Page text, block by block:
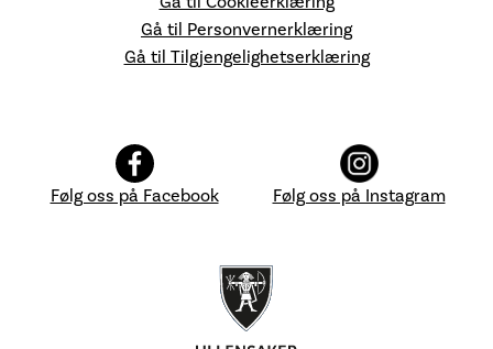
Gå til Personvernerklæring
Gå til Tilgjengelighetserklæring
Følg oss på Facebook Følg oss på Instagram